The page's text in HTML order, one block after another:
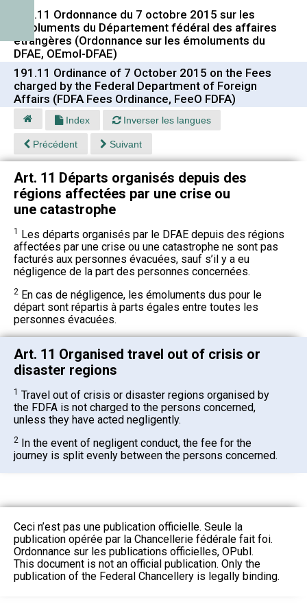
191.11 Ordonnance du 7 octobre 2015 sur les
émoluments du Département fédéral des affaires
étrangères (Ordonnance sur les émoluments du
DFAE, OEmol-DFAE)
191.11 Ordinance of 7 October 2015 on the Fees
charged by the Federal Department of Foreign
Affairs (FDFA Fees Ordinance, FeeO FDFA)
Index Inverser les langues
Précédent Suivant
Art. 11 Départs organisés depuis des
régions affectées par une crise ou
une catastrophe
1 Les départs organisés par le DFAE depuis des régions
affectées par une crise ou une catastrophe ne sont pas
facturés aux personnes évacuées, sauf s’il y a eu
négligence de la part des personnes concernées.
2 En cas de négligence, les émoluments dus pour le
départ sont répartis à parts égales entre toutes les
personnes évacuées.
Art. 11 Organised travel out of crisis or
disaster regions
1 Travel out of crisis or disaster regions organised by
the FDFA is not charged to the persons concerned,
unless they have acted negligently.
2 In the event of negligent conduct, the fee for the
journey is split evenly between the persons concerned.
Ceci n’est pas une publication officielle. Seule la
publication opérée par la Chancellerie fédérale fait foi.
Ordonnance sur les publications officielles, OPubl.
This document is not an official publication. Only the
publication of the Federal Chancellery is legally binding.